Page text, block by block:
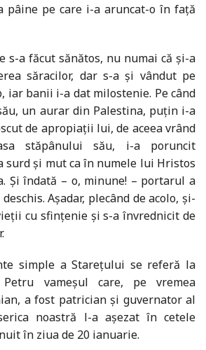
pâine pe care i-a aruncat-o în faţă
s-a făcut sănătos, nu numai că şi-a
săracilor, dar s-a şi vândut pe
iar banii i-a dat milostenie. Pe când
un aurar din Palestina, puţin i-a
de apropiaţii lui, de aceea vrând
stăpânului său, i-a poruncit
surd şi mut ca în numele lui Hristos
Şi îndată – o, minune! – portarul a
Aşadar, plecând de acolo, şi-
cu sfinţenie şi s-a învrednicit de
simple a Stareţului se referă la
vameşul care, pe vremea
a fost patrician şi guvernator al
noastră l-a aşezat în cetele
în ziua de 20 ianuarie.